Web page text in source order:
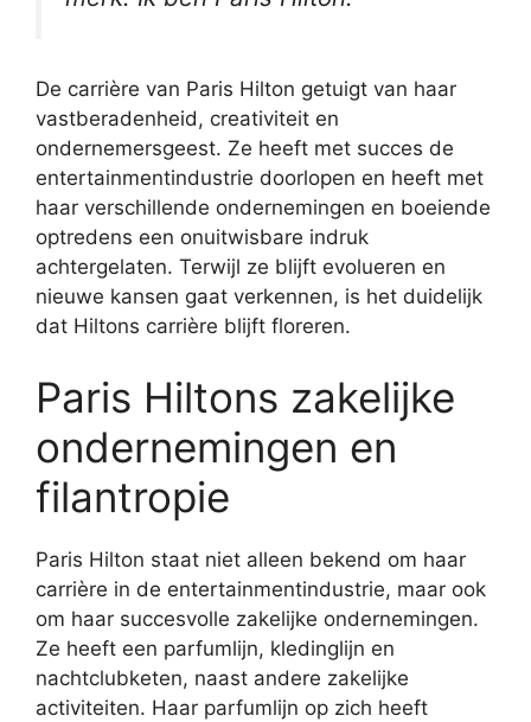
De carrière van Paris Hilton getuigt van haar
vastberadenheid, creativiteit en
ondernemersgeest. Ze heeft met succes de
entertainmentindustrie doorlopen en heeft met
haar verschillende ondernemingen en boeiende
optredens een onuitwisbare indruk
achtergelaten. Terwijl ze blijft evolueren en
nieuwe kansen gaat verkennen, is het duidelijk
dat Hiltons carrière blijft floreren.
Paris Hiltons zakelijke
ondernemingen en
filantropie
Paris Hilton staat niet alleen bekend om haar
carrière in de entertainmentindustrie, maar ook
om haar succesvolle zakelijke ondernemingen.
Ze heeft een parfumlijn, kledinglijn en
nachtclubketen, naast andere zakelijke
activiteiten. Haar parfumlijn op zich heeft